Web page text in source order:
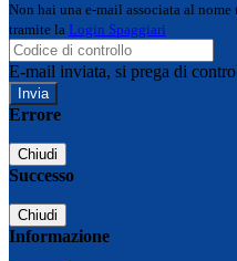
Non hai una e-mail associata al
tramite la Login Spaggiari
E-mail inviata, si prega di
Errore
Chiudi
Successo
Chiudi
Informazione